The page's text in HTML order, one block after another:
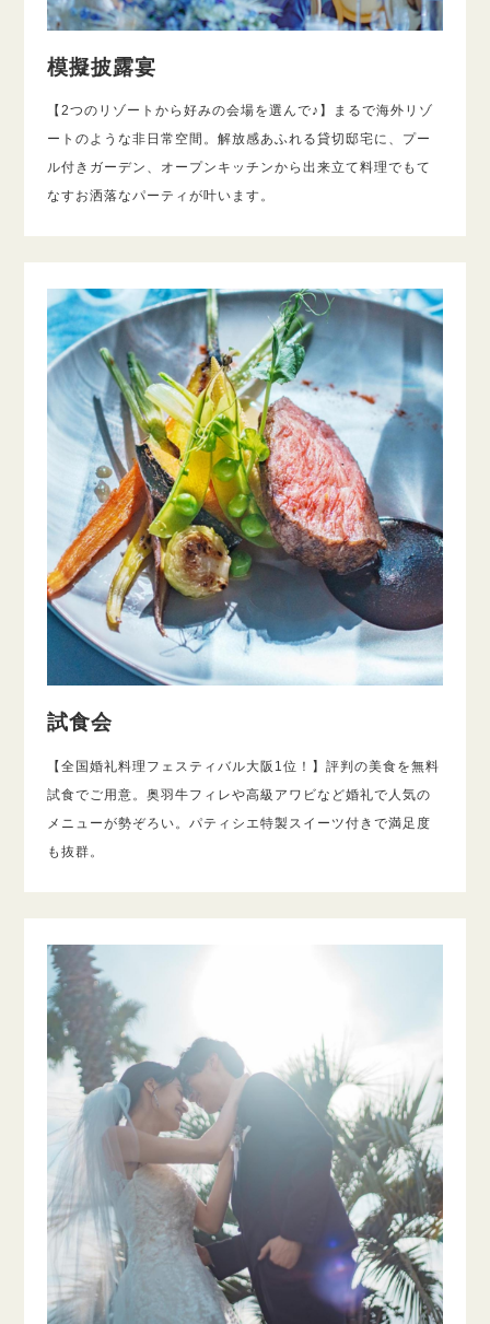
模擬披露宴
【2つのリゾートから好みの会場を選んで♪】まるで海外リゾ
ートのような非日常空間。解放感あふれる貸切邸宅に、プー
ル付きガーデン、オープンキッチンから出来立て料理でもて
なすお洒落なパーティが叶います。
試食会
【全国婚礼料理フェスティバル大阪1位！】評判の美食を無料
試食でご用意。奥羽牛フィレや高級アワビなど婚礼で人気の
メニューが勢ぞろい。パティシエ特製スイーツ付きで満足度
も抜群。